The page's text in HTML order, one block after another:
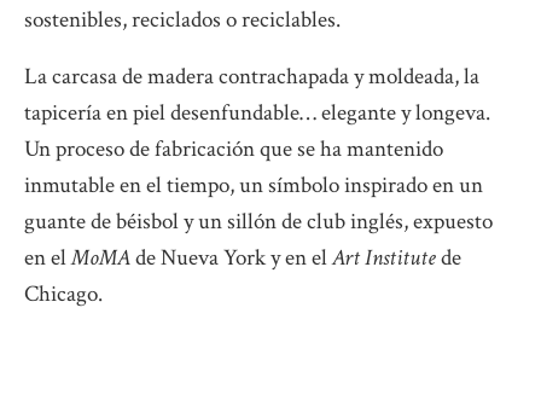
sostenibles, reciclados o reciclables.
La carcasa de madera contrachapada y moldeada, la
tapicería en piel desenfundable… elegante y longeva.
Un proceso de fabricación que se ha mantenido
inmutable en el tiempo, un símbolo inspirado en un
guante de béisbol y un sillón de club inglés, expuesto
en elMoMAde Nueva York y en elArt Institutede
Chicago.